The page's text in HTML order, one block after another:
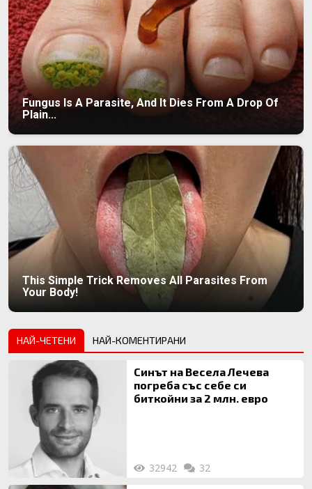
Fungus Is A Parasite, And It Dies From A Drop Of
Plain...
This Simple Trick Removes All Parasites From
Your Body!
НАЙ-ЧЕТЕНИ НАЙ-КОМЕНТИРАНИ
Синът на Весела Лечева
погреба със себе си
биткойни за 2 млн. евро
32942 32